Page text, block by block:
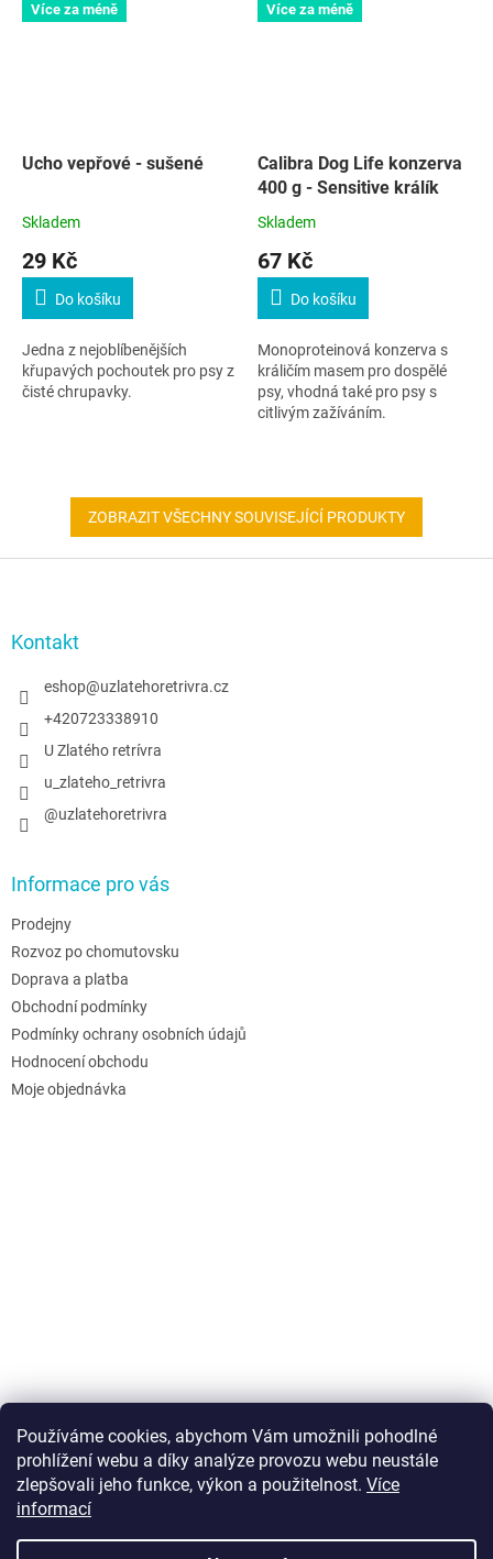
Používáme cookies, abychom Vám umožnili pohodlné
prohlížení webu a díky analýze provozu webu neustále
zlepšovali jeho funkce, výkon a použitelnost. Více
informací
Více za méně
Ucho vepřové - sušené
Skladem
29 Kč
Do košíku
Jedna z nejoblíbenějších
křupavých pochoutek pro psy z
čisté chrupavky.
Více za méně
Calibra Dog Life konzerva
400 g - Sensitive králík
Skladem
67 Kč
Do košíku
Monoproteinová konzerva s
králičím masem pro dospělé
psy, vhodná také pro psy s
citlivým zažíváním.
ZOBRAZIT VŠECHNY SOUVISEJÍCÍ PRODUKTY
Kontakt
eshop@uzlatehoretrivra.cz
+420723338910
U Zlatého retrívra
u_zlateho_retrivra
@uzlatehoretrivra
Informace pro vás
Prodejny
Rozvoz po chomutovsku
Doprava a platba
Obchodní podmínky
Podmínky ochrany osobních údajů
Hodnocení obchodu
Moje objednávka